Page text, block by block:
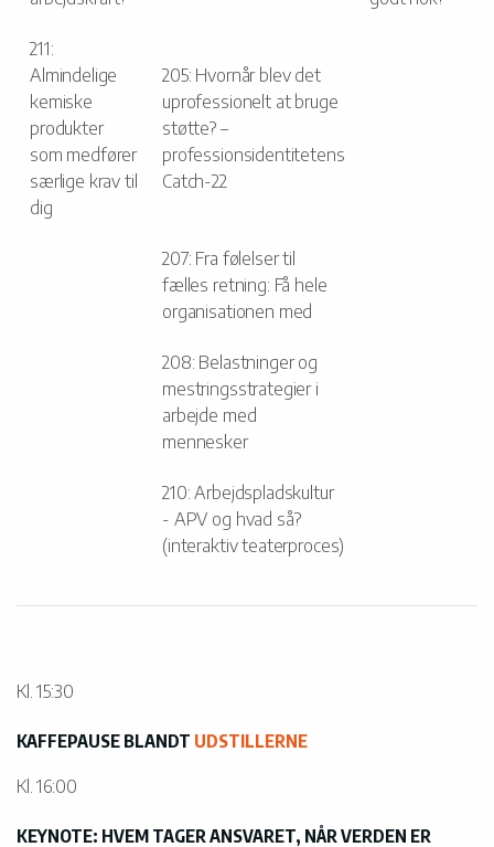
211:
Almindelige
kemiske
produkter
som medfører
særlige krav til
dig
205: Hvornår blev det
uprofessionelt at bruge
støtte? –
professionsidentitetens
Catch-22
207: Fra følelser til
fælles retning: Få hele
organisationen med
208: Belastninger og
mestringsstrategier i
arbejde med
mennesker
210: Arbejdspladskultur
- APV og hvad så?
(interaktiv teaterproces)
Kl. 15:30
KAFFEPAUSE BLANDT UDSTILLERNE
Kl. 16:00
KEYNOTE: HVEM TAGER ANSVARET, NÅR VERDEN ER